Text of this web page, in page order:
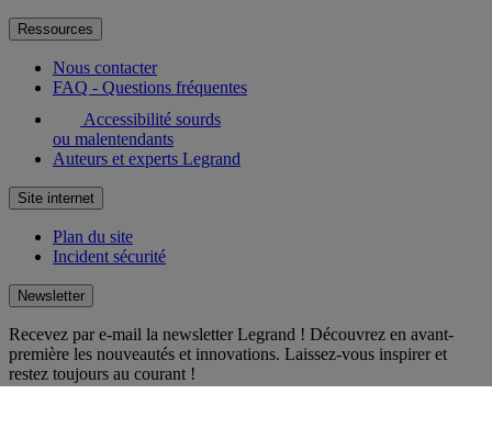
Ressources
Nous contacter
FAQ - Questions fréquentes
Accessibilité sourds
ou malentendants
Auteurs et experts Legrand
Site internet
Plan du site
Incident sécurité
Newsletter
Recevez par e-mail la newsletter Legrand ! Découvrez en avant-
première les nouveautés et innovations. Laissez-vous inspirer et
restez toujours au courant !